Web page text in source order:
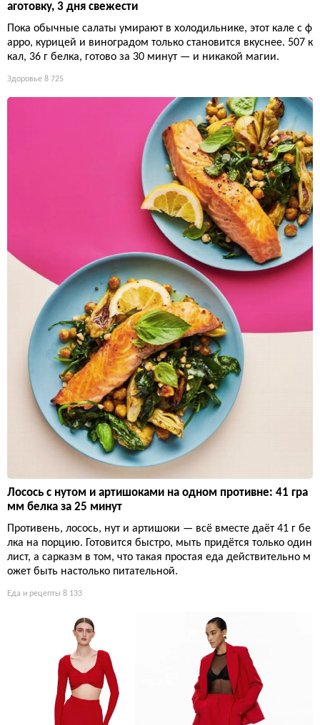
аготовку, 3 дня свежести
Пока обычные салаты умирают в холодильнике, этот кале с ф
арро, курицей и виноградом только становится вкуснее. 507 к
кал, 36 г белка, готово за 30 минут — и никакой магии.
Здоровье 8 725
Лосось с нутом и артишоками на одном противне: 41 гра
мм белка за 25 минут
Противень, лосось, нут и артишоки — всё вместе даёт 41 г бе
лка на порцию. Готовится быстро, мыть придётся только один
лист, а сарказм в том, что такая простая еда действительно м
ожет быть настолько питательной.
Еда и рецепты 8 133